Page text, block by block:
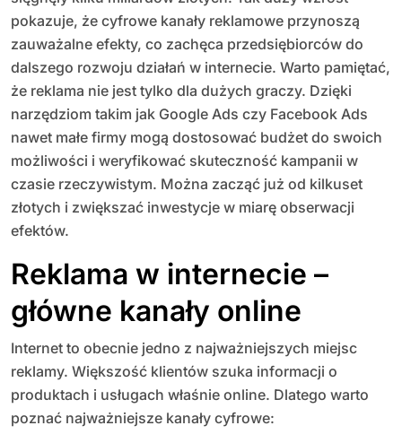
pokazuje, że cyfrowe kanały reklamowe przynoszą
zauważalne efekty, co zachęca przedsiębiorców do
dalszego rozwoju działań w internecie. Warto pamiętać,
że reklama nie jest tylko dla dużych graczy. Dzięki
narzędziom takim jak Google Ads czy Facebook Ads
nawet małe firmy mogą dostosować budżet do swoich
możliwości i weryfikować skuteczność kampanii w
czasie rzeczywistym. Można zacząć już od kilkuset
złotych i zwiększać inwestycje w miarę obserwacji
efektów.
Reklama w internecie –
główne kanały online
Internet to obecnie jedno z najważniejszych miejsc
reklamy. Większość klientów szuka informacji o
produktach i usługach właśnie online. Dlatego warto
poznać najważniejsze kanały cyfrowe: